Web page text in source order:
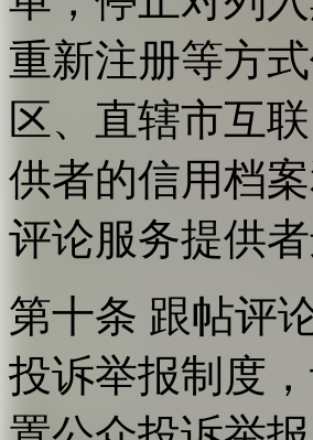
重新注册等方
区、直辖市互
供者的信用档
评论服务提供
第十条 跟帖评
投诉举报制度